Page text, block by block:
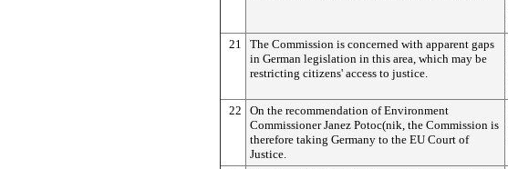
21
The Commission is concerned with apparent gaps
in German legislation in this area, which may be
restricting citizens' access to justice.
22
On the recommendation of Environment
Commissioner Janez Potoc(nik, the Commission is
therefore taking Germany to the EU Court of
Justice.